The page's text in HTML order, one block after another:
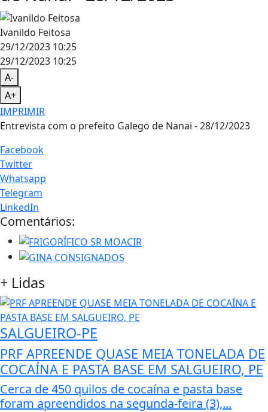
Ivanildo Feitosa
29/12/2023 10:25
29/12/2023 10:25
A-
A+
IMPRIMIR
Entrevista com o prefeito Galego de Nanai - 28/12/2023
Facebook
Twitter
Whatsapp
Telegram
LinkedIn
Comentários:
+ Lidas
SALGUEIRO-PE
PRF APREENDE QUASE MEIA TONELADA DE
COCAÍNA E PASTA BASE EM SALGUEIRO, PE
Cerca de 450 quilos de cocaína e pasta base
foram apreendidos na segunda-feira (3),...